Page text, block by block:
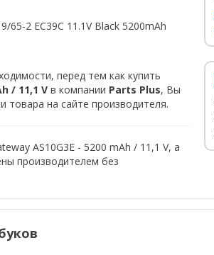
65-2 EC39C 11.1V Black 5200mAh
перед тем как купить
/ 11,1 V в компании Parts Plus, Вы
товара на сайте производителя.
AS10G3E - 5200 mAh / 11,1 V, а
производителем без